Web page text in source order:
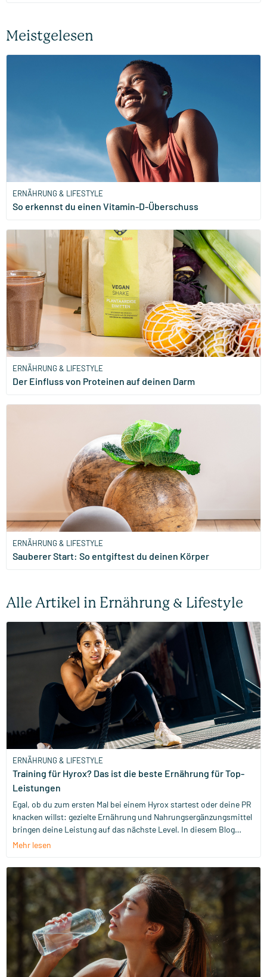
Meistgelesen
ERNÄHRUNG & LIFESTYLE
So erkennst du einen Vitamin-D-Überschuss
ERNÄHRUNG & LIFESTYLE
Der Einfluss von Proteinen auf deinen Darm
ERNÄHRUNG & LIFESTYLE
Sauberer Start: So entgiftest du deinen Körper
Alle Artikel in Ernährung & Lifestyle
ERNÄHRUNG & LIFESTYLE
Training für Hyrox? Das ist die beste Ernährung für Top-
Leistungen
Egal, ob du zum ersten Mal bei einem Hyrox startest oder deine PR
knacken willst: gezielte Ernährung und Nahrungsergänzungsmittel
bringen deine Leistung auf das nächste Level. In diesem Blog
zeigen wir dir ganz genau, was dein Körper vor, während und nach
Fokus an den Start gehst – und genauso stark ins Ziel kommst!
Mehr lesen